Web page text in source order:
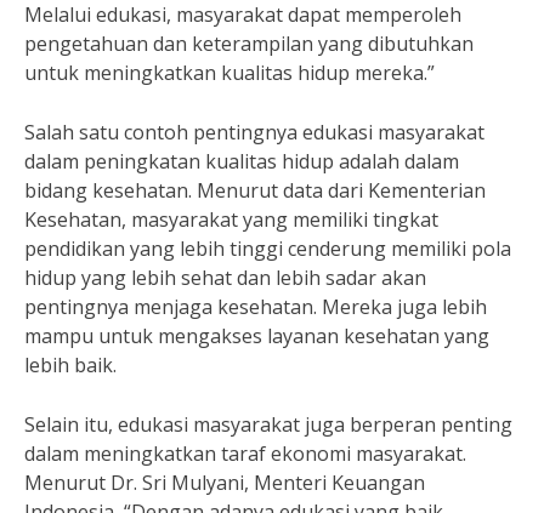
Melalui edukasi, masyarakat dapat memperoleh
pengetahuan dan keterampilan yang dibutuhkan
untuk meningkatkan kualitas hidup mereka.”
Salah satu contoh pentingnya edukasi masyarakat
dalam peningkatan kualitas hidup adalah dalam
bidang kesehatan. Menurut data dari Kementerian
Kesehatan, masyarakat yang memiliki tingkat
pendidikan yang lebih tinggi cenderung memiliki pola
hidup yang lebih sehat dan lebih sadar akan
pentingnya menjaga kesehatan. Mereka juga lebih
mampu untuk mengakses layanan kesehatan yang
lebih baik.
Selain itu, edukasi masyarakat juga berperan penting
dalam meningkatkan taraf ekonomi masyarakat.
Menurut Dr. Sri Mulyani, Menteri Keuangan